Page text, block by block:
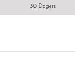
30 Dagers